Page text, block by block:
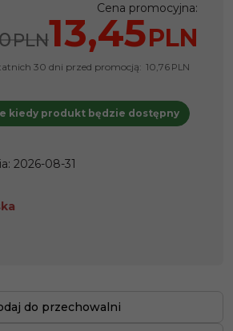
Cena promocyjna:
PLN13,45PLN
30 dni przed promocją: 10,76 PLN
kiedy produkt będzie dostępny
: 2026-08-31
do przechowalni